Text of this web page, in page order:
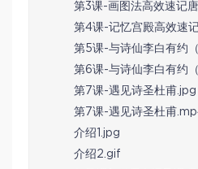
第3课-画图法高效速记
第4课-记忆宫殿高效速
第5课-与诗仙李白有约
第6课-与诗仙李白有约
第7课-遇见诗圣杜甫.jpg
第7课-遇见诗圣杜甫
介绍1.jpg
介绍2.gif